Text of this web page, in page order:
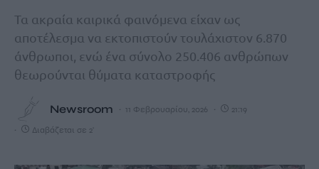
Τα ακραία καιρικά φαινόμενα είχαν ως
αποτέλεσμα να εκτοπιστούν τουλάχιστον 6.870
άνθρωποι, ενώ ένα σύνολο 250.406 ανθρώπων
θεωρούνται θύματα καταστροφής
Newsroom 11 Φεβρουαρίου, 2026 21:19
Διαβάζεται σε 2'